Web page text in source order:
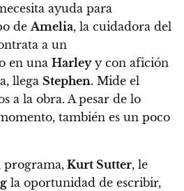
necesita ayuda para
de Amelia, la cuidadora del
a un
en una Harleyy con afición
llega Stephen. Mide el
a la obra. A pesar de lo
también es un poco
programa, Kurt Sutter, le
la oportunidad de escribir,